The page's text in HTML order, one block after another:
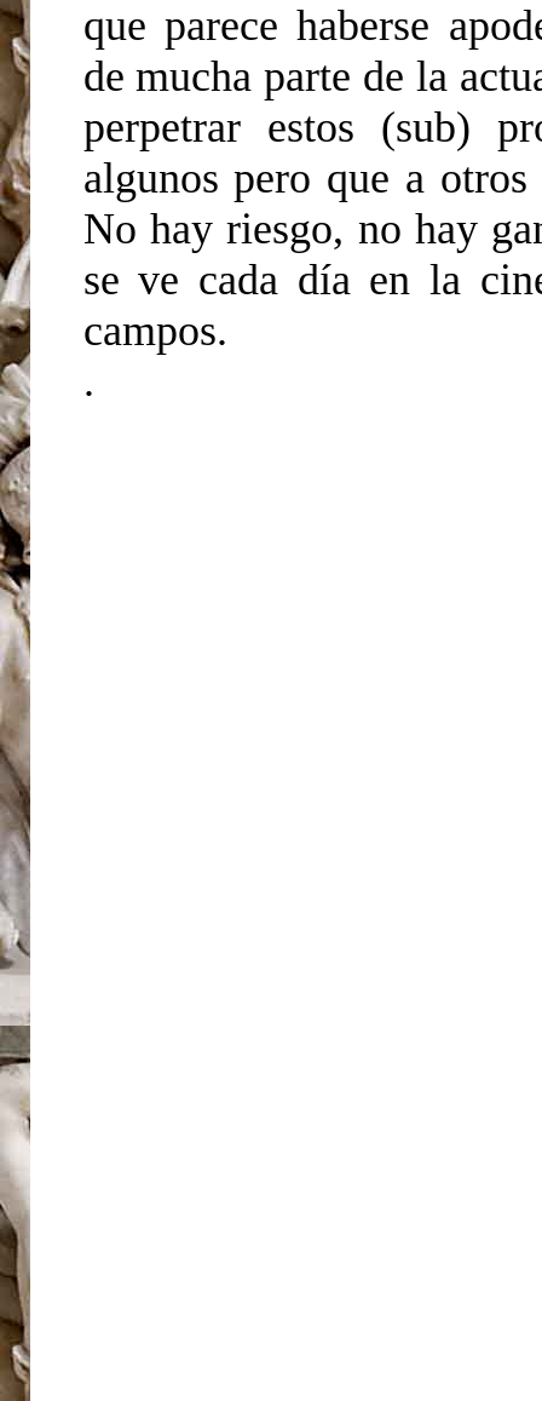
que parece haberse
de mucha parte de la
perpetrar estos (sub)
algunos pero que a
No hay riesgo, no hay
se ve cada día en la
campos.
.